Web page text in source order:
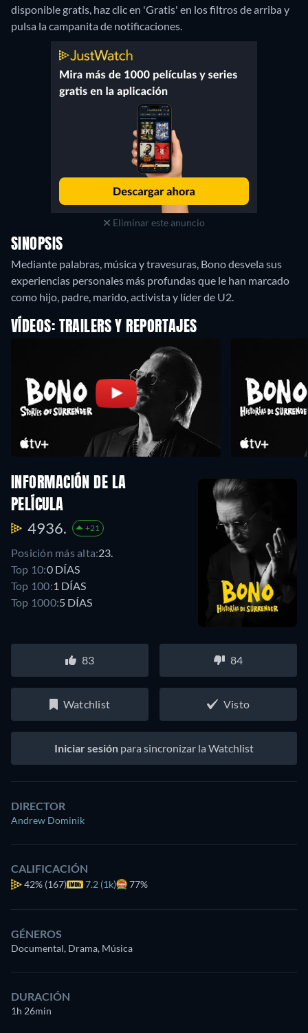
disponible gratis, haz clic en 'Gratis' en los filtros de arriba y
pulsa la campanita de notificaciones.
Eliminar este anuncio
SINOPSIS
Mediante palabras, música y travesuras, Bono desvela sus
experiencias personales más profundas que le han marcado
como hijo, padre, marido, activista y líder de U2.
VÍDEOS: TRAILERS Y REPORTAJES
INFORMACIÓN DE LA
PELÍCULA
4936. +21
Posición más alta:23.
Top 10:0 DÍAS
Top 100:1 DÍAS
Top 1000:5 DÍAS
83 84
Watchlist Visto
Iniciar sesión para sincronizar la Watchlist
DIRECTOR
Andrew Dominik
CALIFICACIÓN
42% (167) 7.2 (1k) 77%
GÉNEROS
Documental, Drama, Música
DURACIÓN
1h 26min